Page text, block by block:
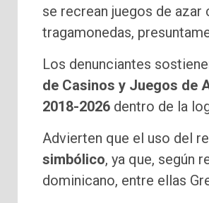
se recrean juegos de azar
tragamonedas,
Los denunciantes
de Casinos y Juegos de
2018-2026 dentro de la
Advierten que el uso del
simbólico, ya que, según
dominicano, entre ellas